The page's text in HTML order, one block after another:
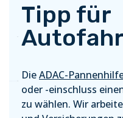
Tipp für
DieADAC-
oder -einschluss
zu wählen. Wir